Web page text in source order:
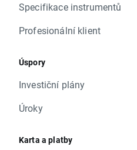
Specifikace instrumentů
Profesionální klient
Úspory
Investiční plány
Úroky
Karta a platby